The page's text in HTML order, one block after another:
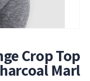
Crop Top
Marl